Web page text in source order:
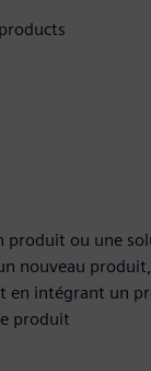
produit ou une
nouveau
en intégrant un
produit